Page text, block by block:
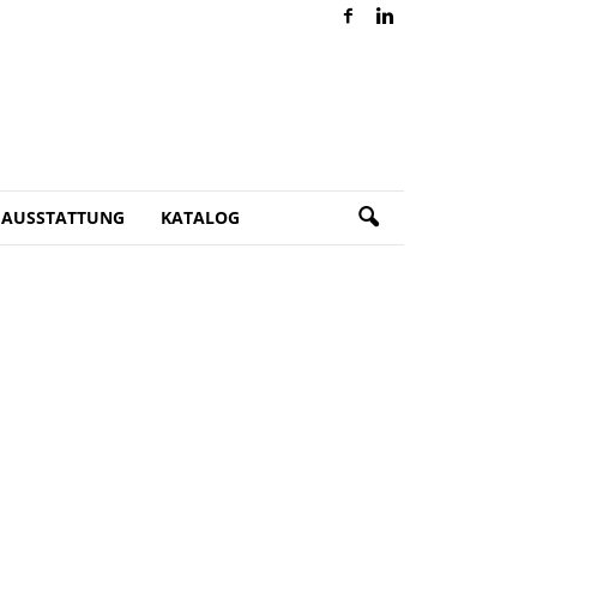
AUSSTATTUNG KATALOG